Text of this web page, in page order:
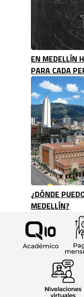
EN MEDELLÍN
PARA CADA
¿DÓNDE
MEDELLÍN?